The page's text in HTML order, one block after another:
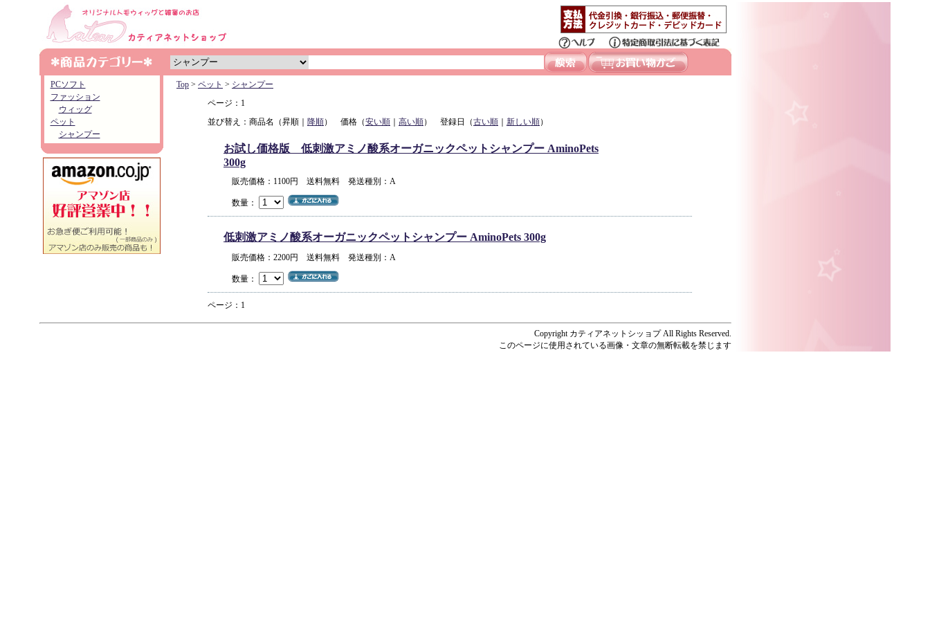
PCソフト
ファッション
ウィッグ
ペット
シャンプー
Top > ペット > シャンプー
ページ：1
並び替え：商品名（昇順｜ 降順） 価格（安い順 高い順） 登録日（古い順 新しい順）
お試し価格版 低刺激アミノ酸系オーガニックペットシャンプー AminoPets
300g
販売価格：1100円 送料無料 発送種別：A
数量：
低刺激アミノ酸系オーガニックペットシャンプー AminoPets 300g
販売価格：2200円 送料無料 発送種別：A
数量：
ページ：1
Copyright カティアネットシッョプ All Rights Reserved.
このページに使用されている画像・文章の無断転載を禁じます